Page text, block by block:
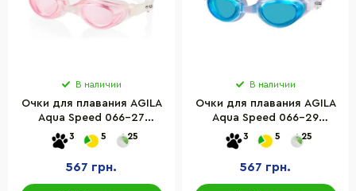
В наличии
Очки для плавания AGILA
Aqua Speed 066-27
розовый, OSFM
3 5 25
567 грн.
В наличии
Очки для плавания AGILA
Aqua Speed 066-29
голубой, прозрачный,
OSFM
3 5 25
567 грн.